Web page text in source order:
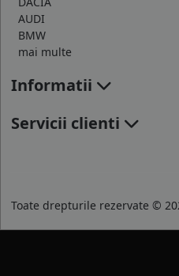
AUDI
BMW
mai multe
Informatii
Servicii clienti
Toate drepturile rezervate ©